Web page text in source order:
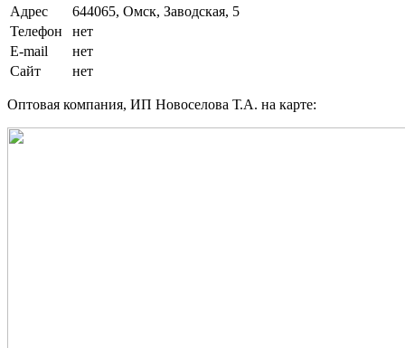
Адрес
644065, Омск, Заводская, 5
Телефон
нет
E-mail
нет
Сайт
нет
Оптовая компания, ИП Новоселова Т.А. на карте: